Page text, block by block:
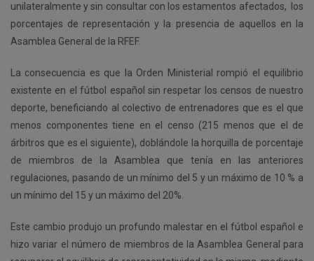
unilateralmente y sin consultar con los estamentos afectados, los
porcentajes de representación y la presencia de aquellos en la
Asamblea General de la RFEF.
La consecuencia es que la Orden Ministerial rompió el equilibrio
existente en el fútbol español sin respetar los censos de nuestro
deporte, beneficiando al colectivo de entrenadores que es el que
menos componentes tiene en el censo (215 menos que el de
árbitros que es el siguiente), doblándole la horquilla de porcentaje
de miembros de la Asamblea que tenía en las anteriores
regulaciones, pasando de un mínimo del 5 y un máximo de 10 % a
un mínimo del 15 y un máximo del 20%.
Este cambio produjo un profundo malestar en el fútbol español e
hizo variar el número de miembros de la Asamblea General para